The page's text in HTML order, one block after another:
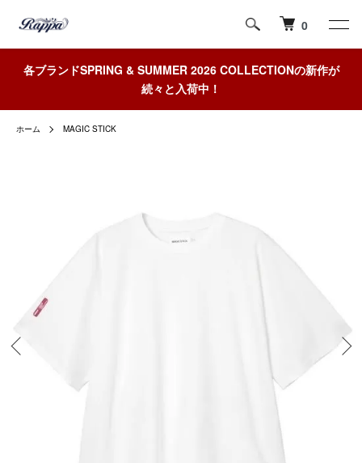
0
各ブランドSPRING & SUMMER 2026 COLLECTIONの新作が
続々と入荷中！
ホーム MAGIC STICK